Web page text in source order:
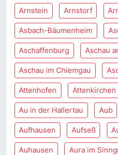
Arnstein Arnstorf
Asbach-Bäumenheim
Aschaffenburg Aschau
Aschau im Chiemgau
Attenhofen Attenkirchen
Au in der Hallertau Aub
Aufhausen Aufseß
Auhausen Aura im